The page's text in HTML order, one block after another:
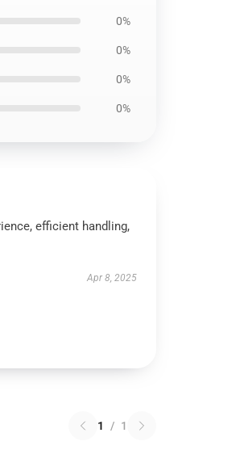
0%
0%
0%
0%
efficient handling,
Apr 8, 2025
1 / 1